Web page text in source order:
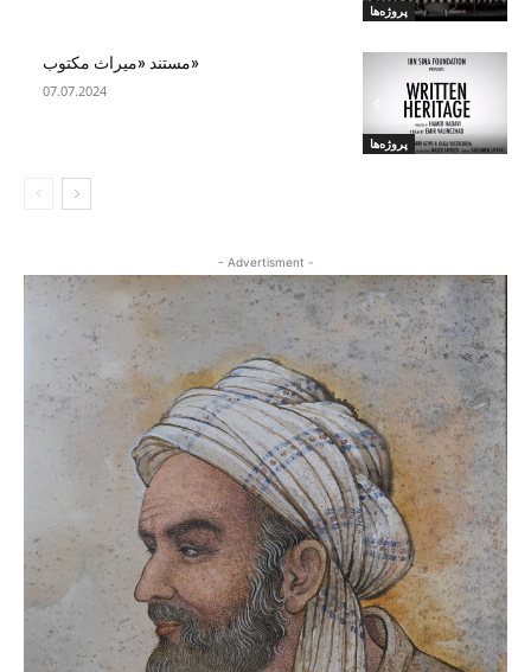
پروژه‌ها
پروژه‌ها
«مستند «میراث مکتوب
07.07.2024
- Advertisment -